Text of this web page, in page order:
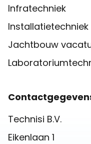
Infratechniek
Installatietechniek
Jachtbouw
Technisi B.V.
Eikenlaan 1